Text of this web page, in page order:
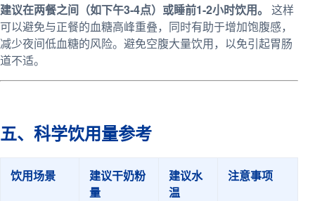
建议在两餐之间（如下午3-4点）或睡前1-2小时饮用。 这样
可以避免与正餐的血糖高峰重叠，同时有助于增加饱腹感，
减少夜间低血糖的风险。避免空腹大量饮用，以免引起胃肠
道不适。
五、科学饮用量参考
饮用场景
建议干奶粉
量
建议水
温
注意事项